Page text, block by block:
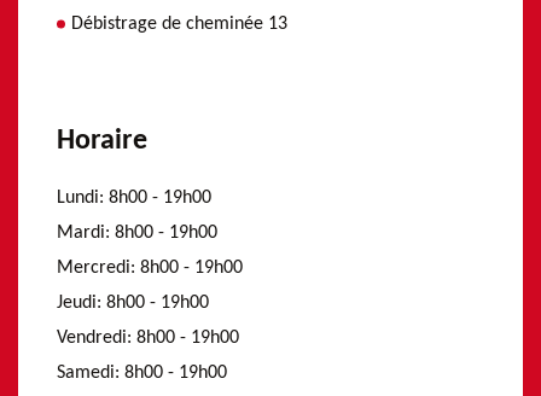
Débistrage de cheminée 13
Horaire
Lundi: 8h00 - 19h00
Mardi: 8h00 - 19h00
Mercredi: 8h00 - 19h00
Jeudi: 8h00 - 19h00
Vendredi: 8h00 - 19h00
Samedi: 8h00 - 19h00